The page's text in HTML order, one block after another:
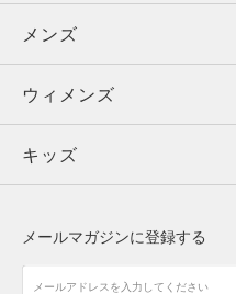
メンズ
ウィメンズ
キッズ
アクセサリー
メンズ
トップス
ボトムス
アクセサリー
ウィメンズ
トップス
シューズ
キッズ
メールマガジンに登録する